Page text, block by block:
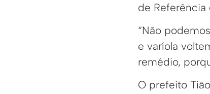
de Referência
“Não
e varíola
remédio,
O prefeito